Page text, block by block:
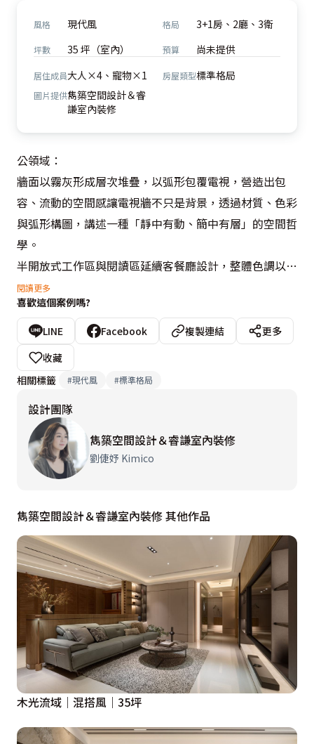
風格 現代風 格局 3+1房、2廳、3衛
坪數 35 坪（室內） 預算 尚未提供
居住成員大人×4、寵物×1 房屋類型標準格局
圖片提供雋築空間設計＆睿
謙室內裝修
公領域：
牆面以霧灰形成層次堆疊，以弧形包覆電視，營造出包
容、流動的空間感讓電視牆不只是背景，透過材質、色彩
與弧形構圖，講述一種「靜中有動、簡中有層」的空間哲
學。
半開放式工作區與閱讀區延續客餐廳設計，整體色調以木
質暖棕色為主，而灰白大理石紋理增添冷靜與精緻感，平
衡木材的溫度，營造沉穩且不壓迫的氛圍。
私領域：
臥室A：
融入，讓門「消失」在視覺中，達到空間整合與美感提升
的效果。
床頭櫃一體化設計-將床頭櫃融入牆面櫥櫃中，節省空間
並維持整體視覺一致性。
持功能獨立。
臥室B：
臥室牆面礦物塗料帶有微細紋理與霧面質地，在自然光下
呈現細膩的光影變化，提升空間的層次與手工感。床頭融
合牆面，即具藝術性維持極簡純粹。
衣櫃深色造型線條在淺木面板間形成節奏感，視覺上拉高
空間比例，提升空間層次與視覺焦點。
設計概念文字為【雋築空間設計＆睿謙室內裝修】提供
閱讀更多
喜歡這個案例嗎?
LINE Facebook 複製連結
更多
收藏
相關標籤
#現代風 #標準格局
設計團隊
雋築空間設計＆睿謙室內裝修
劉倢妤 Kimico
雋築空間設計＆睿謙室內裝修 其他作品
木光流域｜混搭風｜35坪